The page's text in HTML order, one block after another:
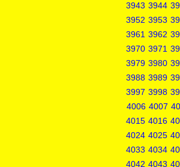
3943 3944
3952 3953
3961 3962
3970 3971
3979 3980
3988 3989
3997 3998
4006 4007
4015 4016
4024 4025
4033 4034
4042 4043